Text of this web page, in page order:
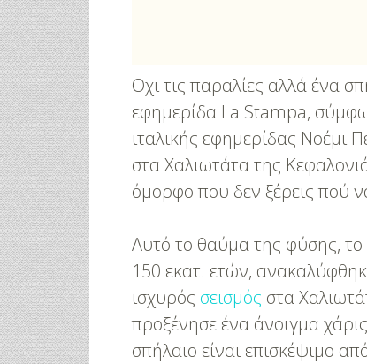
Οχι τις παραλίες αλλά ένα
εφημερίδα La Stampa,
ιταλικής εφημερίδας Νοέμι
στα Χαλιωτάτα της
όμορφο που δεν ξέρεις πού
Αυτό το θαύμα της φύσης, το
150 εκατ. ετών,
ισχυρός σεισμός στα
προξένησε ένα άνοιγμα
σπήλαιο είναι επισκέψιμο